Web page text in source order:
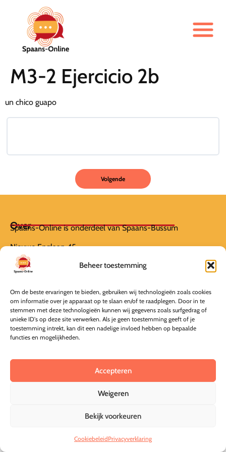
Beheer toestemming
Om de beste ervaringen te bieden, gebruiken wij technologieën zoals cookies
om informatie over je apparaat op te slaan en/of te raadplegen. Door in te
stemmen met deze technologieën kunnen wij gegevens zoals surfgedrag of
unieke ID's op deze site verwerken. Als je geen toestemming geeft of je
toestemming intrekt, kan dit een nadelige invloed hebben op bepaalde
functies en mogelijkheden.
Accepteren
Weigeren
Bekijk voorkeuren
CookiebeleidPrivacyverklaring
M3-2 Ejercicio 2b
un chico guapo
Over
Spaans-Online is onderdeel van Spaans-Bussum
Nieuwe Englaan 45
1404 EB Bussum
KvK 69292191
Informatie
Algemene Voorwaarden
Annuleer mijn bestelling
© Spaans-Online 2026